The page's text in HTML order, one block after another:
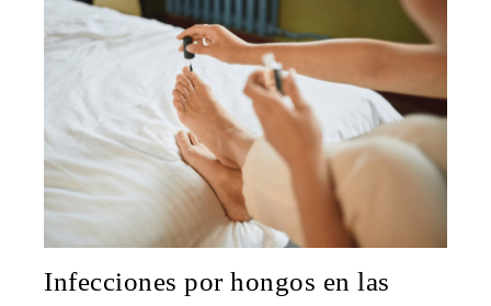
Infecciones por hongos en las